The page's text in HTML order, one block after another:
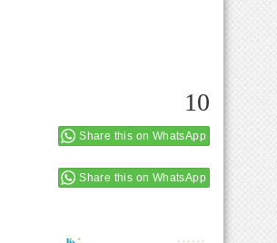
10
Share this on WhatsApp
Share this on WhatsApp